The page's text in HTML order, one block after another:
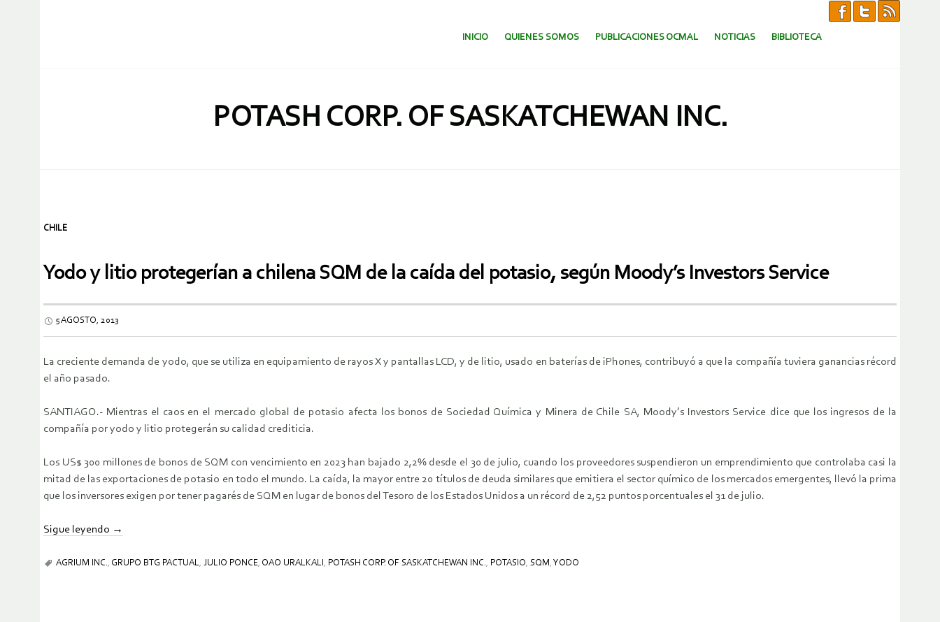
SALTAR AL CONTENIDO.
INICIO QUIENES SOMOS PUBLICACIONES OCMAL NOTICIAS BIBLIOTECA
POTASH CORP. OF SASKATCHEWAN INC.
CHILE
Yodo y litio protegerían a chilena SQM de la caída del potasio, según Moody’s Investors Service
5 AGOSTO, 2013
La creciente demanda de yodo, que se utiliza en equipamiento de rayos X y pantallas LCD, y de litio, usado en baterías de iPhones, contribuyó a que la compañía tuviera ganancias récord
el año pasado.
SANTIAGO.- Mientras el caos en el mercado global de potasio afecta los bonos de Sociedad Química y Minera de Chile SA, Moody’s Investors Service dice que los ingresos de la
compañía por yodo y litio protegerán su calidad crediticia.
Los US$ 300 millones de bonos de SQM con vencimiento en 2023 han bajado 2,2% desde el 30 de julio, cuando los proveedores suspendieron un emprendimiento que controlaba casi la
mitad de las exportaciones de potasio en todo el mundo. La caída, la mayor entre 20 títulos de deuda similares que emitiera el sector químico de los mercados emergentes, llevó la prima
que los inversores exigen por tener pagarés de SQM en lugar de bonos del Tesoro de los Estados Unidos a un récord de 2,52 puntos porcentuales el 31 de julio.
Sigue leyendo →
AGRIUM INC., GRUPO BTG PACTUAL, JULIO PONCE, OAO URALKALI , POTASH CORP. OF SASKATCHEWAN INC., POTASIO, SQM , YODO